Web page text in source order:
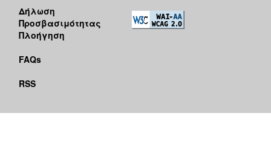
Δήλωση
Προσβασιμότητας
Πλοήγηση
FAQs
RSS